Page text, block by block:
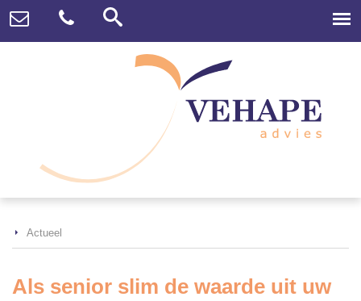
Actueel
Als senior slim de waarde uit uw